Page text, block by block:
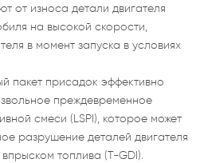
от износа детали двигателя
на высокой скорости,
в момент запуска в условиях
пакет присадок эффективно
преждевременное
смеси (LSPI), которое может
разрушение деталей двигателя
топлива (T-GDI).